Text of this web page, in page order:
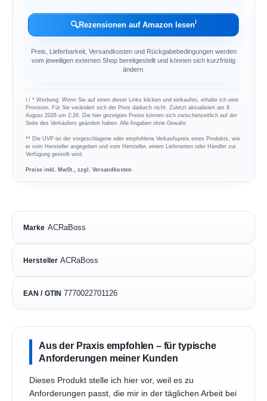
🔍Rezensionen auf Amazon lesenℹ︎
Preis, Lieferbarkeit, Versandkosten und Rückgabebedingungen werden
vom jeweiligen externen Shop bereitgestellt und können sich kurzfristig
ändern.
ℹ︎ / * Werbung: Wenn Sie auf einen dieser Links klicken und einkaufen, erhalte ich eine
Provision. Für Sie verändert sich der Preis dadurch nicht. Zuletzt aktualisiert am 8.
August 2026 um 2:26. Die hier gezeigten Preise können sich zwischenzeitlich auf der
Seite des Verkäufers geändert haben. Alle Angaben ohne Gewähr.
** Die UVP ist der vorgeschlagene oder empfohlene Verkaufspreis eines Produkts, wie
er vom Hersteller angegeben und vom Hersteller, einem Lieferanten oder Händler zur
Verfügung gestellt wird.
Preise inkl. MwSt., zzgl. Versandkosten
Marke ACRaBoss
Hersteller ACRaBoss
EAN / GTIN 7770022701126
Aus der Praxis empfohlen – für typische
Anforderungen meiner Kunden
Dieses Produkt stelle ich hier vor, weil es zu
Anforderungen passt, die mir in der täglichen Arbeit bei